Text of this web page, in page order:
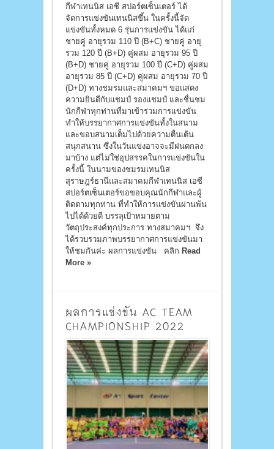
กีฬาเทนนิส เอซี สปอร์ตเซ็นเตอร์ ได้
จัดการแข่งขันเทนนิสขึ้น ในครั้งนี้จัด
แข่งขันทั้งหมด 6 รุ่นการแข่งขัน ได้แก่
ชายคู่ อายุรวม 110 ปี (B+C) ชายคู่ อายุ
รวม 120 ปี (B+D) คู่ผสม อายุรวม 95 ปี
(B+D) ชายคู่ อายุรวม 100 ปี (C+D) คู่ผสม
อายุรวม 85 ปี (C+D) คู่ผสม อายุรวม 70 ปี
(D+D) ทางชมรมและสมาคมฯ ขอแสดง
ความยินดีกับแชมป์ รองแชมป์ และชื่นชม
นักกีฬาทุกท่านที่มาเข้าร่วมการแข่งขัน
ทำให้บรรยากาศการแข่งขันทั้งในสนาม
และขอบสนามเต็มไปด้วยความตื่นเต้น
สนุกสนาน ซึ่งในวันแข่งอาจจะมีฝนตกลง
มาบ้าง แต่ไม่ใช่อุปสรรคในการแข่งขันใน
ครั้งนี้ ในนามของชมรมเทนนิส
สุราษฎร์ธานีและสมาคมกีฬาเทนนิส เอซี
สปอร์ตเซ็นเตอร์ขอขอบคุณนักกีฬาและผู้
ติดตามทุกท่าน ที่ทำให้การแข่งขันผ่านพ้น
ไปได้ด้วยดี บรรลุเป้าหมายตาม
วัตถุประสงค์ทุกประการ ทางสมาคมฯ จึง
ได้รวบรวมภาพบรรยากาศการแข่งขันมา
ให้ชมกันค่ะ ผลการแข่งขัน คลิก Read
More »
ผลการแข่งขัน AC TEAM
CHAMPIONSHIP 2022